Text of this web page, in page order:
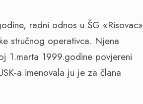
radni odnos u ŠG «Risovac»
stručnog operativca. Njena
1.marta 1999.godine povjereni
a imenovala ju je za člana